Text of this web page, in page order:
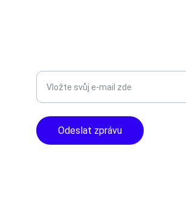
Odeslat zprávu